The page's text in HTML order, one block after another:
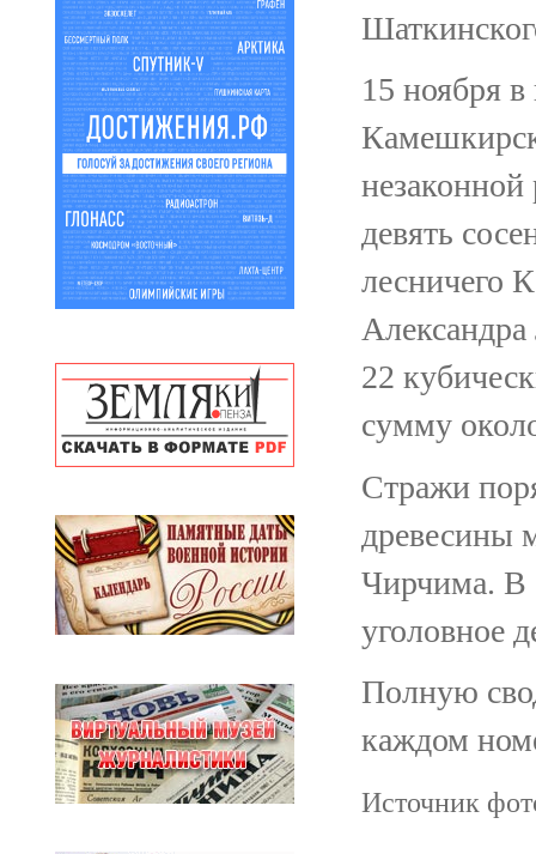
15 ноября
девять
лесничего
22
сумму
Стражи
древесины
Чирчима. В
уголовное
Полную
каждом
Источник